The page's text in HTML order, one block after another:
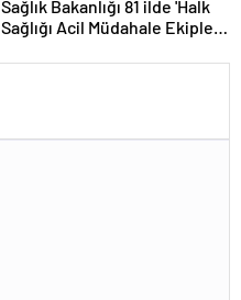
Sağlık Bakanlığı 81 ilde 'Halk
Sağlığı Acil Müdahale Ekipleri'